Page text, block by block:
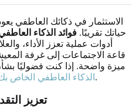
الاستثمار في ذكائك العاطفي
حياتك تقريبًا. فوائد الذكاء
أدوات عملية تعزز الأداء،
قاعة الاجتماعات إلى غرفة
ميزة واضحة. إذا كنت فضوليًا
الذكاء العاطفي الخاص والحصول على ردود فعل فورية.
تعزيز